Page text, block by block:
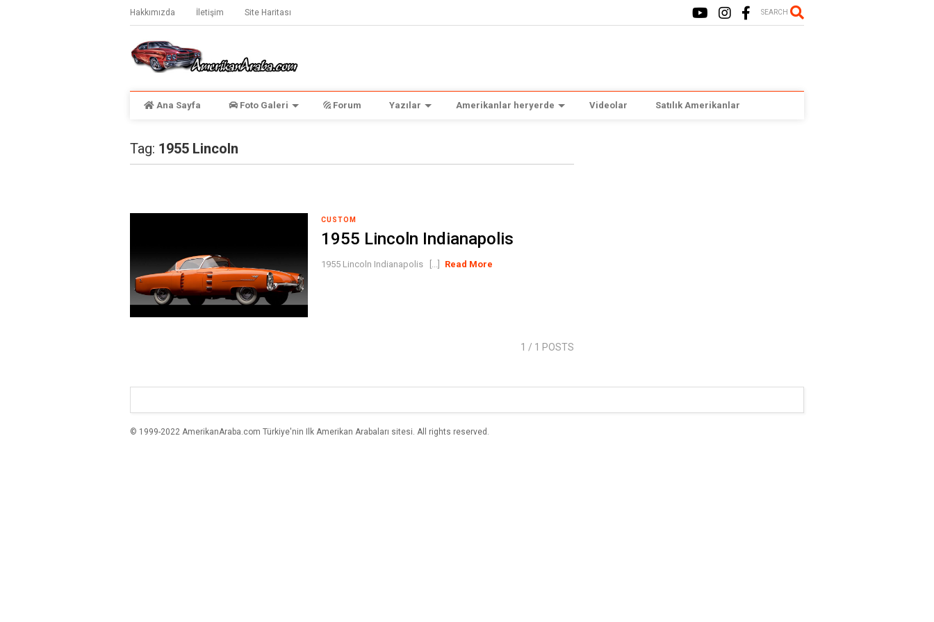
Hakkımızda İletişim Site Haritası SEARCH
Ana Sayfa Foto Galeri Forum Yazılar Amerikanlar heryerde Videolar Satılık Amerikanlar
Tag: 1955 Lincoln
CUSTOM
1955 Lincoln Indianapolis
1955 Lincoln Indianapolis [...] Read More
1 / 1 POSTS
© 1999-2022 AmerikanAraba.com Türkiye'nin Ilk Amerikan Arabaları sitesi. All rights reserved.